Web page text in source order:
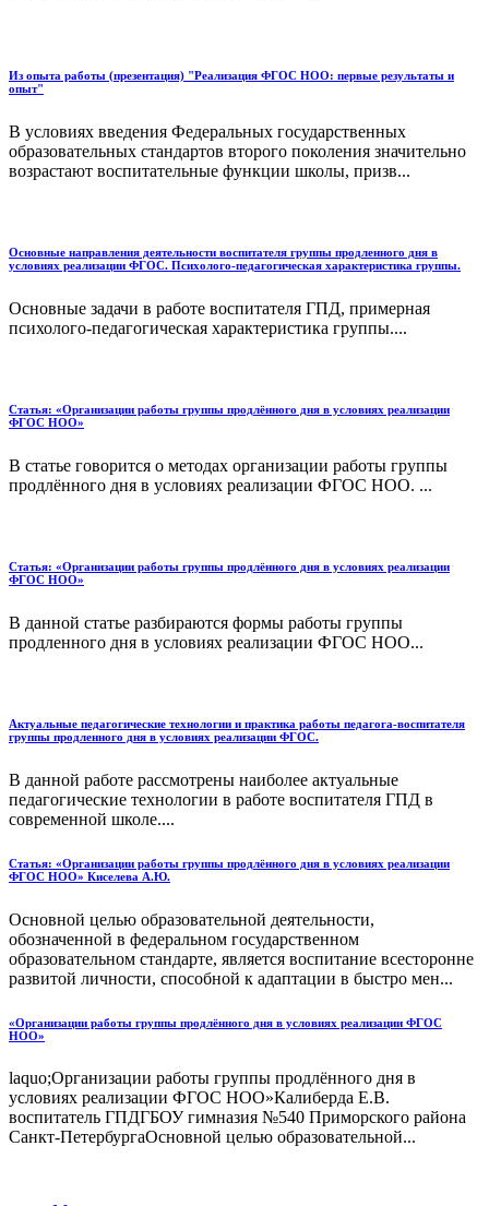
Из опыта работы (презентация) "Реализация ФГОС НОО: первые результаты и
опыт"
В условиях введения Федеральных государственных
образовательных стандартов второго поколения значительно
возрастают воспитательные функции школы, призв...
Основные направления деятельности воспитателя группы продленного дня в
условиях реализации ФГОС. Психолого-педагогическая характеристика группы.
Основные задачи в работе воспитателя ГПД, примерная
психолого-педагогическая характеристика группы....
Статья: «Организации работы группы продлённого дня в условиях реализации
ФГОС НОО»
В статье говорится о методах организации работы группы
продлённого дня в условиях реализации ФГОС НОО. ...
Статья: «Организации работы группы продлённого дня в условиях реализации
ФГОС НОО»
В данной статье разбираются формы работы группы
продленного дня в условиях реализации ФГОС НОО...
Актуальные педагогические технологии и практика работы педагога-воспитателя
группы продленного дня в условиях реализации ФГОС.
В данной работе рассмотрены наиболее актуальные
педагогические технологии в работе воспитателя ГПД в
современной школе....
Статья: «Организации работы группы продлённого дня в условиях реализации
ФГОС НОО» Киселева А.Ю.
Основной целью образовательной деятельности,
обозначенной в федеральном государственном
образовательном стандарте, является воспитание всесторонне
развитой личности, способной к адаптации в быстро мен...
«Организации работы группы продлённого дня в условиях реализации ФГОС
НОО»
laquo;Организации работы группы продлённого дня в
условиях реализации ФГОС НОО»Калиберда Е.В.
воспитатель ГПДГБОУ гимназия №540 Приморского района
Санкт-ПетербургаОсновной целью образовательной...